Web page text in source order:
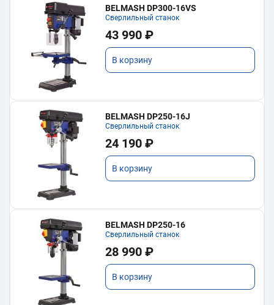
BELMASH DP300-16VS
Сверлильный станок
43 990 ₽
В корзину
BELMASH DP250-16J
Сверлильный станок
24 190 ₽
В корзину
BELMASH DP250-16
Сверлильный станок
28 990 ₽
В корзину